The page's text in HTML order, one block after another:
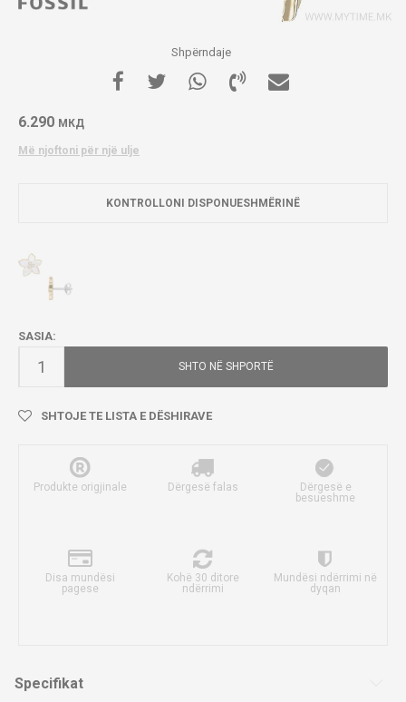
Shpërndaje
6.290 МКД
Më njoftoni për një ulje
KONTROLLONI DISPONUESHMËRINË
SASIA:
SHTO NË SHPORTË
SHTOJE TE LISTA E DËSHIRAVE
Produkte origjinale Dërgesë falas
Dërgesë e
besueshme
Disa mundësi
pagese
Kohë 30 ditore
ndërrimi
Mundësi ndërrimi në
dyqan
Specifikat